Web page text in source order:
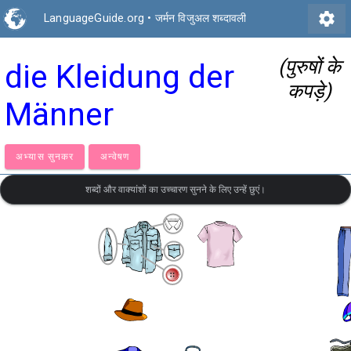
LanguageGuide.org • जर्मन विजुअल शब्दावली settings
die Kleidung der
Männer
(पुरुषों के
कपड़े)
अभ्यास सुनकर अन्वेषण
शब्दों और वाक्यांशों का उच्चारण सुनने के लिए उन्हें छुएं।